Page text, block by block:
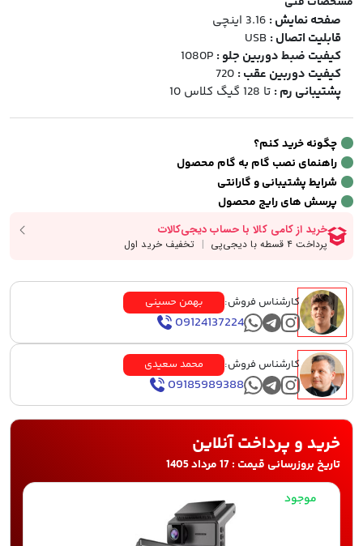
صفحه نمایش : 3.16 اینچی
قابلیت اتصال : USB
کیفیت ضبط دوربین جلو : 1080P
کیفیت دوربین عقب : 720
پشتیبانی رم : تا 128 گیگ کلاس 10
چگونه خرید کنم؟
راهنمای نصب گام به گام محصول
شرایط پشتیبانی و گارانتی
پرسش های رایج محصول
کارشناس فروش: بهمن حسینی
09124137224
کارشناس فروش: محمد سعیدی
09185989388
خرید و پرداخت آنلاین
تاریخ بروزرسانی قیمت : 17 مرداد 1405
موجود